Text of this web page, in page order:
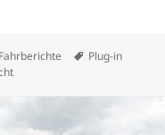
Kategorien
Fahrberichte Schlagwörter
Plug-in